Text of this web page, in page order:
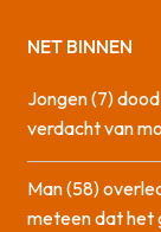
NET BINNEN
Jongen (7)
verdacht van
Man (58)
meteen dat het